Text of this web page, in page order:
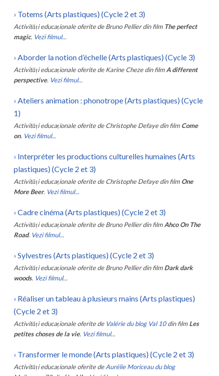
› Totems (Arts plastiques) (Cycle 2 et 3)
Activități educaționale oferite de Bruno Pellier din film The perfect
magic. Vezi filmul...
› Aborder la notion d’échelle (Arts plastiques) (Cycle 3)
Activități educaționale oferite de Karine Cheze din film A different
perspective. Vezi filmul...
› Ateliers animation : phonotrope (Arts plastiques) (Cycle
1)
Activități educaționale oferite de Christophe Defaye din film Come
on. Vezi filmul...
› Interpréter les productions culturelles humaines (Arts
plastiques) (Cycle 2 et 3)
Activități educaționale oferite de Christophe Defaye din film One
More Beer. Vezi filmul...
› Cadre cinéma (Arts plastiques) (Cycle 2 et 3)
Activități educaționale oferite de Bruno Pellier din film Ahco On The
Road. Vezi filmul...
› Sylvestres (Arts plastiques) (Cycle 2 et 3)
Activități educaționale oferite de Bruno Pellier din film Dark dark
woods. Vezi filmul...
› Réaliser un tableau à plusieurs mains (Arts plastiques)
(Cycle 2 et 3)
Activități educaționale oferite de Valérie du blog Val 10 din film Les
petites choses de la vie. Vezi filmul...
› Transformer le monde (Arts plastiques) (Cycle 2 et 3)
Activități educaționale oferite de Aurélie Moriceau du blog